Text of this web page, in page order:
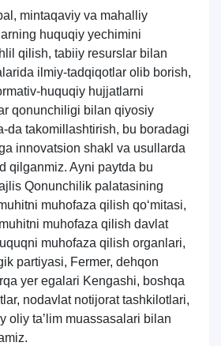
mintaqaviy va mahalliy
huquqiy yechimini
qilish, tabiiy resurslar bilan
ilmiy-tadqiqotlar olib borish,
huquqiy hujjatlarni
qonunchiligi bilan qiyosiy
da takomillashtirish, bu boradagi
innovatsion shakl va usullarda
qilganmiz. Ayni paytda bu
Qonunchilik palatasining
muhofaza qilish qo‘mitasi,
muhofaza qilish davlat
muhofaza qilish organlari,
partiyasi, Fermer, dehqon
yer egalari Kengashi, boshqa
nodavlat notijorat tashkilotlari,
oliy taʼlim muassasalari bilan